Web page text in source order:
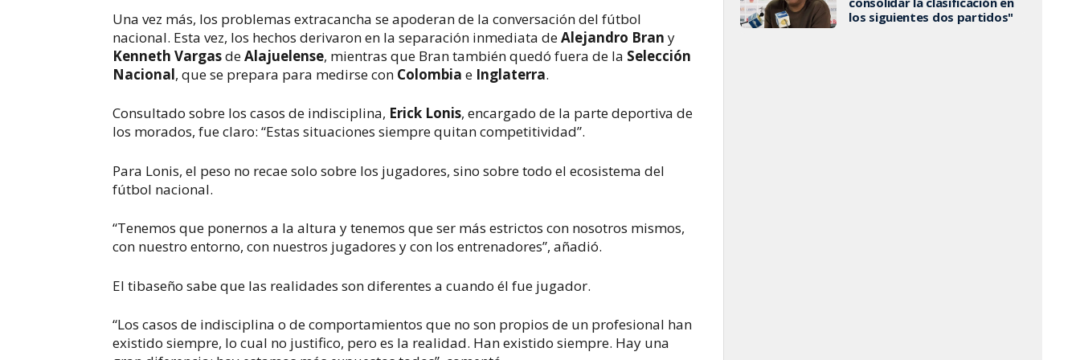
Una vez más, los problemas extracancha se apoderan de la conversación del fútbol
nacional. Esta vez, los hechos derivaron en la separación inmediata deAlejandro Bran y
Kenneth VargasdeAlajuelense, mientras que Bran también quedó fuera de la Selección
Nacional, que se prepara para medirse con Colombia e Inglaterra.
Consultado sobre los casos de indisciplina, Erick Lonis, encargado de la parte deportiva de
los morados, fue claro: “Estas situaciones siempre quitan competitividad”.
Para Lonis, el peso no recae solo sobre los jugadores, sino sobre todo el ecosistema del
fútbol nacional.
“Tenemos que ponernos a la altura y tenemos que ser más estrictos con nosotros mismos,
con nuestro entorno, con nuestros jugadores y con los entrenadores”, añadió.
El tibaseño sabe que las realidades son diferentes a cuando él fue jugador.
“Los casos de indisciplina o de comportamientos que no son propios de un profesional han
existido siempre, lo cual no justifico, pero es la realidad. Han existido siempre. Hay una
los siguientes dos partidos"